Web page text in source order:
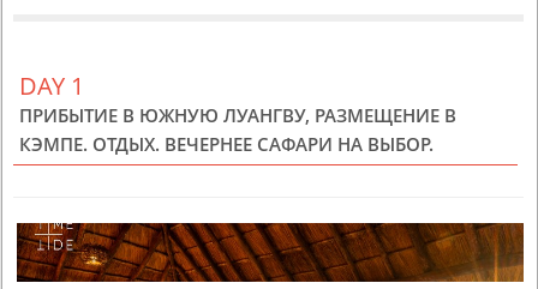
DAY 1
ПРИБЫТИЕ В ЮЖНУЮ ЛУАНГВУ, РАЗМЕЩЕНИЕ В
КЭМПЕ. ОТДЫХ. ВЕЧЕРНЕЕ САФАРИ НА ВЫБОР.